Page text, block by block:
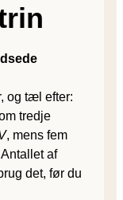
og tæl efter:
tredje
, mens fem
Antallet af
det, før du